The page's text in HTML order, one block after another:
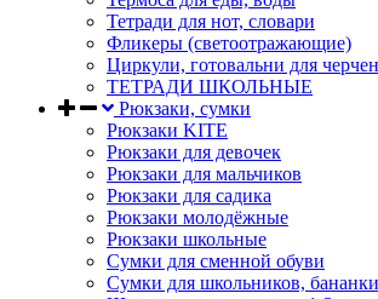
Тетради для нот, словари
Фликеры (светоотражающие)
Циркули, готовальни для
ТЕТРАДИ ШКОЛЬНЫЕ
Рюкзаки, сумки
Рюкзаки KITE
Рюкзаки для девочек
Рюкзаки для мальчиков
Рюкзаки для садика
Рюкзаки молодёжные
Рюкзаки школьные
Сумки для сменной обуви
Сумки для школьников, бананки